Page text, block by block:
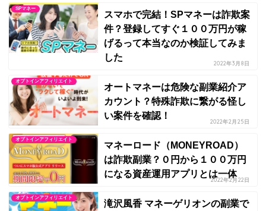
SPマネー
スマホで完結！SPマネーは詐欺案
件？登録してすぐ１００万円が稼
げるって本当なのか検証してみま
した
2022年3月8日
オプトインアフィリエイト
オートマネーは危険な副業紹介ア
カウント？特殊詐欺に繋がる怪し
い案件を確認！
2022年2月25日
オプトインアフィリエイト
マネーロード（MONEYROAD）
は詐欺副業？０円から１００万円
になる資産運用アプリとは一体
2022年2月22日
オプトインアフィリエイト
滝沢風香 マネーゲリオンの副業で